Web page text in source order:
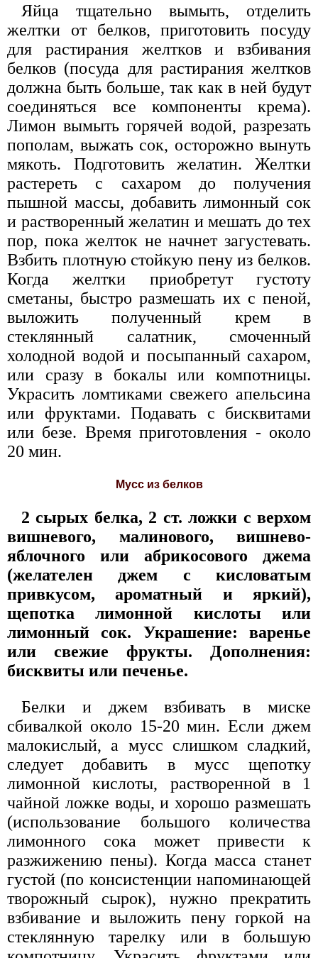
Яйца тщательно вымыть, отделить
желтки от белков, приготовить посуду
для растирания желтков и взбивания
белков (посуда для растирания желтков
должна быть больше, так как в ней будут
соединяться все компоненты крема).
Лимон вымыть горячей водой, разрезать
пополам, выжать сок, осторожно вынуть
мякоть. Подготовить желатин. Желтки
растереть с сахаром до получения
пышной массы, добавить лимонный сок
и растворенный желатин и мешать до тех
пор, пока желток не начнет загустевать.
Взбить плотную стойкую пену из белков.
Когда желтки приобретут густоту
сметаны, быстро размешать их с пеной,
выложить полученный крем в
стеклянный салатник, смоченный
холодной водой и посыпанный сахаром,
или сразу в бокалы или компотницы.
Украсить ломтиками свежего апельсина
или фруктами. Подавать с бисквитами
или безе. Время приготовления - около
20 мин.
Мусс из белков
2 сырых белка, 2 ст. ложки с верхом
вишневого, малинового, вишнево-
яблочного или абрикосового джема
(желателен джем с кисловатым
привкусом, ароматный и яркий),
щепотка лимонной кислоты или
лимонный сок. Украшение: варенье
или свежие фрукты. Дополнения:
бисквиты или печенье.
Белки и джем взбивать в миске
сбивалкой около 15-20 мин. Если джем
малокислый, а мусс слишком сладкий,
следует добавить в мусс щепотку
лимонной кислоты, растворенной в 1
чайной ложке воды, и хорошо размешать
(использование большого количества
лимонного сока может привести к
разжижению пены). Когда масса станет
густой (по консистенции напоминающей
творожный сырок), нужно прекратить
взбивание и выложить пену горкой на
стеклянную тарелку или в большую